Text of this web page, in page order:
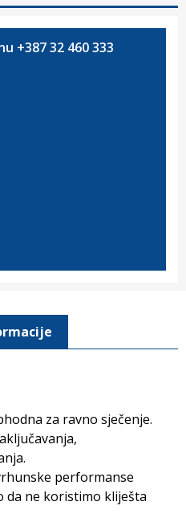
+387 32 460 333
za ravno sječenje.
performanse
da ne koristimo kliješta